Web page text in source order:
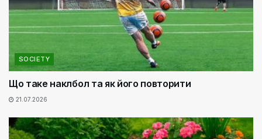
SOCIETY
Що таке наклбол та як його повторити
21.07.2026